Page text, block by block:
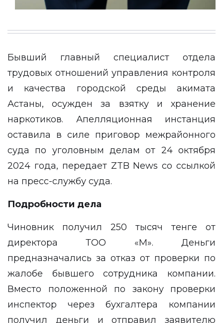
Бывший главный специалист отдела
трудовых отношений управления контроля
и качества городской среды акимата
Астаны, осужден за взятку и хранение
наркотиков. Апелляционная инстанция
оставила в силе приговор межрайонного
суда по уголовным делам от 24 октября
2024 года, передает ZTB News со ссылкой
на пресс-службу суда.
Подробности дела
Чиновник получил 250 тысяч тенге от
директора ТОО «М». Деньги
предназначались за отказ от проверки по
жалобе бывшего сотрудника компании.
Вместо положенной по закону проверки
инспектор через бухгалтера компании
получил деньги и отправил заявителю